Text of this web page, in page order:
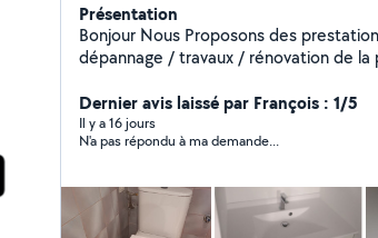
Présentation
Bonjour Nous Proposons des prestations de
dépannage / travaux / rénovation de la plomberie et
le secteur de Strasbourg.
Dernier avis laissé par François : 1/5
Il y a 16 jours
N'a pas répondu à ma demande...